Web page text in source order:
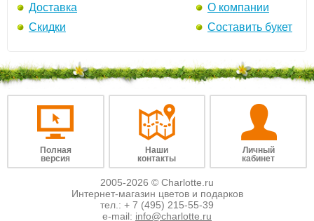
Доставка
Скидки
О компании
Составить букет
Полная
версия
Наши
контакты
Личный
кабинет
2005-2026 © Charlotte.ru
Интернет-магазин цветов и подарков
тел.: + 7 (495) 215-55-39
e-mail: info@charlotte.ru